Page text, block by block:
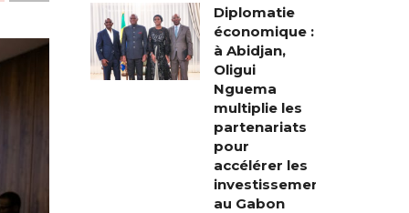
Diplomatie
économique :
à Abidjan,
Oligui
Nguema
multiplie les
partenariats
pour
accélérer les
investissements
au Gabon